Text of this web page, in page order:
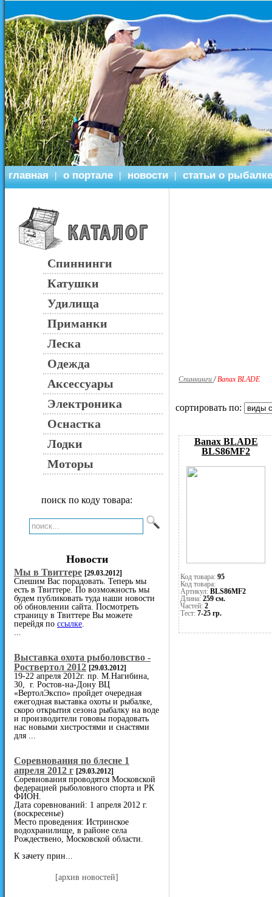
главная | о портале | новости | статьи о рыбалке
Спиннинги
Катушки
Удилища
Приманки
Леска
Одежда
Аксессуары
Электроника
Оснастка
Лодки
Моторы
поиск по коду товара:
Новости
Мы в Твиттере [29.03.2012]
Спешим Вас порадовать. Теперь мы
есть в Твиттере. По возможность мы
будем публиковать туда наши новости
об обновлении сайта. Посмотреть
страницу в Твиттере Вы можете
перейдя по ссылке
Выставка охота рыболовство -
Роствертол 2012 [29.03.2012]
19-22 апреля 2012г. пр. М.Нагибина,
30, г. Ростов-на-Дону ВЦ
«ВертолЭкспо» пройдет очередная
ежегодная выставка охоты и рыбалке,
скоро открытия сезона рыбалку на воде
и производители гововы порадовать
нас новыми хистростями и снастями
для ...
Cоревнования по блесне 1
апреля 2012 г [29.03.2012]
Соревнования проводятся Московской
федерацией рыболовного спорта и РК
ФИОН.
Дата соревнований: 1 апреля 2012 г.
(воскресенье)
Место проведения: Истринское
водохранилище, в районе села
Рождествено, Московской области.
К зачету прин...
[архив новостей]
Спиннинги/Banax BLADE
сортировать по:
Banax BLADE
BLS86MF2
Код товара: 95
Код товара:
Артикул: BLS86MF2
Длина: 259 см.
Частей: 2
Тест: 7-25 гр.